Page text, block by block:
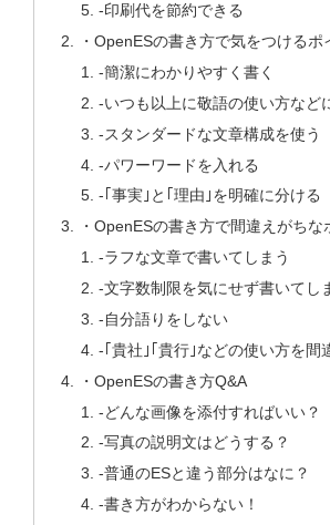
-印刷代を節約できる
・OpenESの書き方で気をつけるポ
-簡潔にわかりやすく書く
-いつも以上に敬語の使い方など
-スタンダードな文章構成を使う
-パワーワードを入れる
-｢事実｣と｢理由｣を明確に分ける
・OpenESの書き方で間違えがちな
-ラフな文章で書いてしまう
-文字数制限を気にせず書いてし
-自分語りをしない
-｢貴社｣｢貴行｣などの使い方を間
・OpenESの書き方Q&A
-どんな画像を添付すればいい？
-写真の説明文はどうする？
-普通のESと違う部分はなに？
-書き方がわからない！